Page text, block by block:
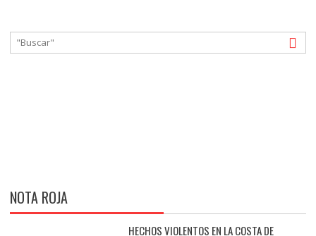
NOTA ROJA
HECHOS VIOLENTOS EN LA COSTA DE